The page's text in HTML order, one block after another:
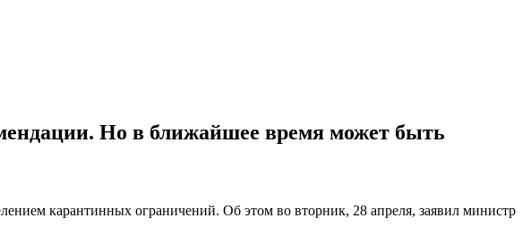
Но в ближайшее время может быть
карантинных ограничений. Об этом во вторник, 28 апреля, заявил министр